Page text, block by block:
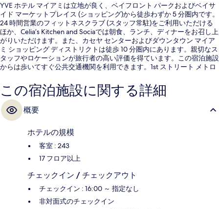
YVE ホテル マイアミは立地が良く、ベイフロント パークおよびベイサ
イド マーケットプレイス (ショッピング)から徒歩わずか 5 分圏内です。
24 時間営業のフィットネスクラブ (スタッフ常駐)をご利用いただける
ほか、Celia’s Kitchen and Sociaでは朝食、ランチ、ディナーをお召し上
がりいただけます。また、カセヤ センターおよびダウンタウン マイア
ミ ショッピング ディストリクトは徒歩 10 分圏内にあります。親切なス
タッフやロケーションが旅行者の高い評価を得ています。この宿泊施設
からは歩いてすぐ公共交通機関を利用できます。1st ストリート メトロ
この宿泊施設に関する詳細
概要
ホテルの規模
客室 : 243
17 フロア以上
チェックイン / チェックアウト
チェックイン : 16:00 ～ 指定なし
非対面式のチェックイン